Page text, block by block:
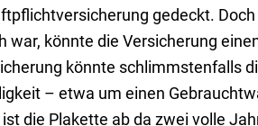
gedeckt.
könnte die Versicherung
könnte schlimmstenfalls
– etwa um einen
die Plakette ab da zwei volle